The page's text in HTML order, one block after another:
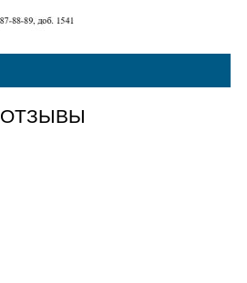
ОТЗЫВЫ